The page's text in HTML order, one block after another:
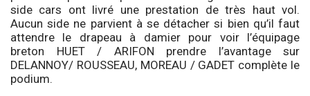
side cars ont livré une prestation de très haut vol.
Aucun side ne parvient à se détacher si bien qu’il faut
attendre le drapeau à damier pour voir l’équipage
breton HUET / ARIFON prendre l’avantage sur
DELANNOY/ ROUSSEAU, MOREAU / GADET complète le
podium.